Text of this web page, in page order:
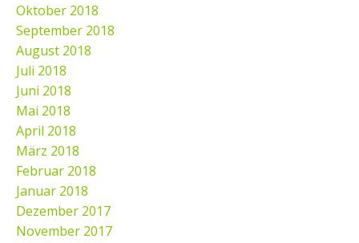
Oktober 2018
September 2018
August 2018
Juli 2018
Juni 2018
Mai 2018
April 2018
März 2018
Februar 2018
Januar 2018
Dezember 2017
November 2017